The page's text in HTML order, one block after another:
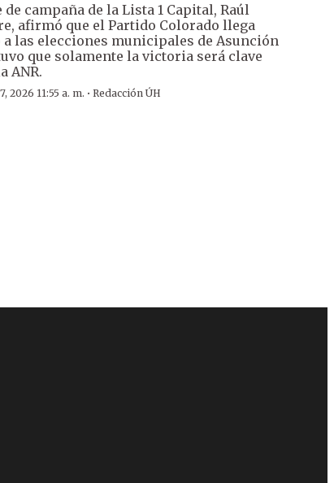
de campaña de la Lista 1 Capital, Raúl
afirmó que el Partido Colorado llega
las elecciones municipales de Asunción
que solamente la victoria será clave
ANR.
2026 11:55 a. m. · Redacción ÚH